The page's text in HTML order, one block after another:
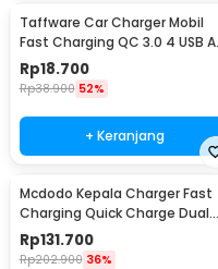
Taffware Car Charger Mobil
Fast Charging QC 3.0 4 USB A
Port 7A 35W - BK-358
Rp18.700
Rp38.900 52%
+ Keranjang
Mcdodo Kepala Charger Fast
Charging Quick Charge Dual
Port USB 33 W - CH-092
Rp131.700
Rp202.900 36%